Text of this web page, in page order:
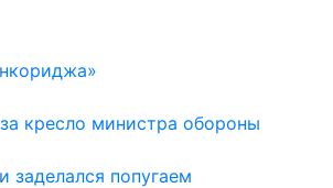
кресло министра обороны
заделался попугаем